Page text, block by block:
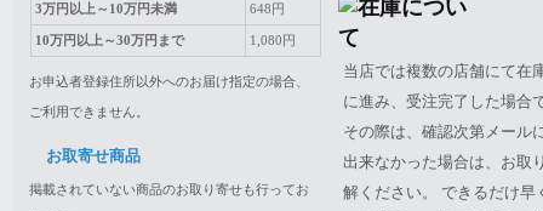
3万円以上～10万円未満 648円
10万円以上～30万円まで 1,080円
お申込者登録住所以外へのお届け指定の場合、
ご利用できません。
お取寄せ商品
掲載されていない商品のお取り寄せも行ってお
当店では複数の店舗にて在
に進み、受注完了した場合
その際は、確認次第メール
出来なかった場合は、お取
解ください。 できるだけ